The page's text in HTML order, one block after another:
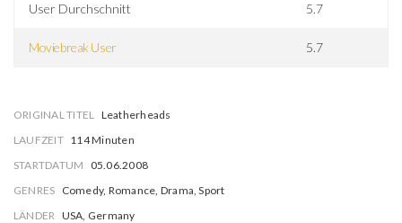
User Durchschnitt 5.7
Moviebreak User 5.7
ORIGINAL TITEL Leatherheads
LAUFZEIT 114 Minuten
STARTDATUM
05.06.2008
GENRES Comedy, Romance, Drama, Sport
LÄNDER USA, Germany